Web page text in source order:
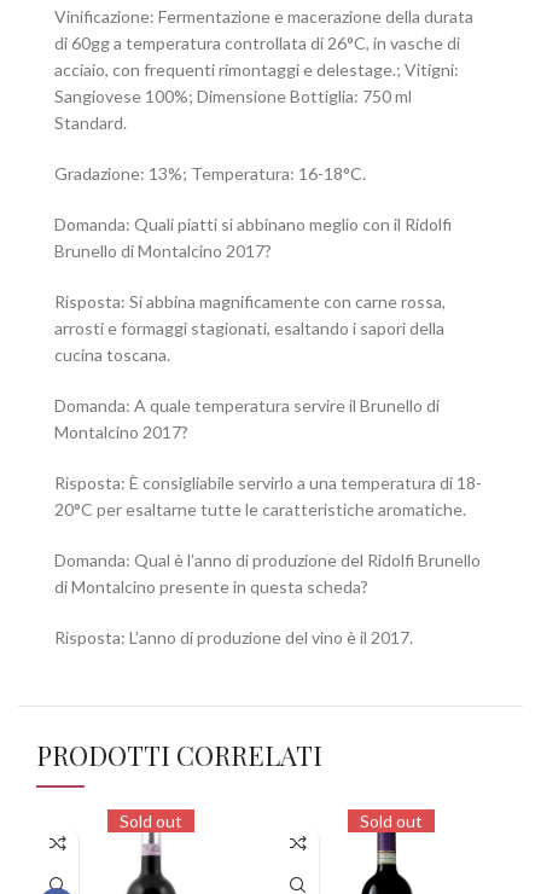
Vinificazione: Fermentazione e macerazione della durata
di 60gg a temperatura controllata di 26°C, in vasche di
acciaio, con frequenti rimontaggi e delestage.; Vitigni:
Sangiovese 100%; Dimensione Bottiglia: 750 ml
Standard.
Gradazione: 13%; Temperatura: 16-18°C.
Domanda: Quali piatti si abbinano meglio con il Ridolfi
Brunello di Montalcino 2017?
Risposta: Si abbina magnificamente con carne rossa,
arrosti e formaggi stagionati, esaltando i sapori della
cucina toscana.
Domanda: A quale temperatura servire il Brunello di
Montalcino 2017?
Risposta: È consigliabile servirlo a una temperatura di 18-
20°C per esaltarne tutte le caratteristiche aromatiche.
Domanda: Qual è l’anno di produzione del Ridolfi Brunello
di Montalcino presente in questa scheda?
Risposta: L’anno di produzione del vino è il 2017.
PRODOTTI CORRELATI
Sold out Sold out